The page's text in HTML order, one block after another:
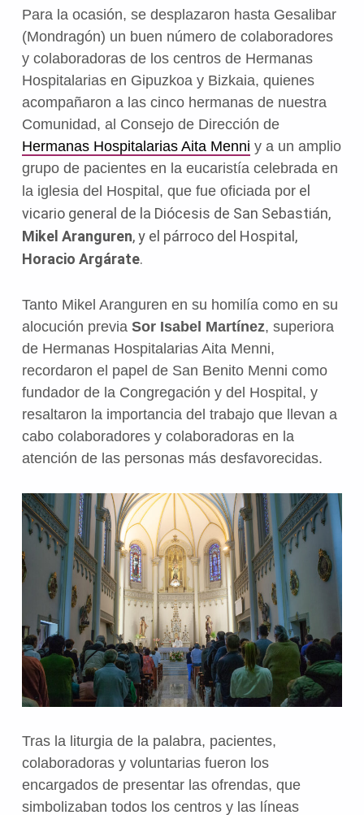
Para la ocasión, se desplazaron hasta Gesalibar
(Mondragón) un buen número de colaboradores
y colaboradoras de los centros de Hermanas
Hospitalarias en Gipuzkoa y Bizkaia, quienes
acompañaron a las cinco hermanas de nuestra
Comunidad, al Consejo de Dirección de
Hermanas Hospitalarias Aita Menni y a un amplio
grupo de pacientes en la eucaristía celebrada en
la iglesia del Hospital, que fue oficiada porel
vicario general de la Diócesis de San Sebastián,
Mikel Aranguren, y el párroco del Hospital,
Horacio Argárate.
Tanto Mikel Aranguren en su homilía como en su
alocución previa Sor Isabel Martínez, superiora
de Hermanas Hospitalarias Aita Menni,
recordaron el papel de San Benito Menni como
fundador de la Congregación y del Hospital, y
resaltaron la importancia del trabajo que llevan a
cabo colaboradores y colaboradoras en la
atención de las personas más desfavorecidas.
Tras la liturgia de la palabra, pacientes,
colaboradoras y voluntarias fueron los
encargados de presentar las ofrendas, que
simbolizaban todos los centros y las líneas